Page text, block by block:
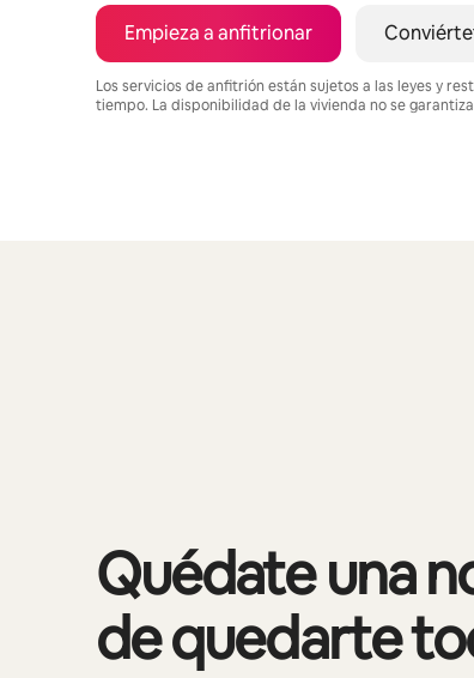
Empieza a anfitrionar
Los servicios de anfitrión están sujetos a las leyes y
tiempo. La disponibilidad de la vivienda no se
Quédate una
de quedarte